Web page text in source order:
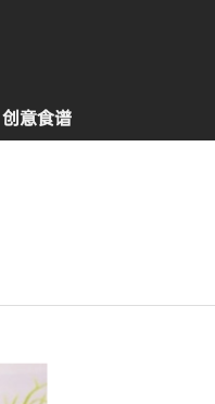
创意食谱